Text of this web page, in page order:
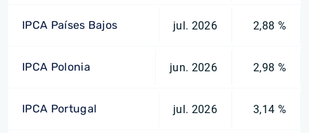
IPCA Países Bajos jul. 2026 2,88 %
IPCA Polonia jun. 2026 2,98 %
IPCA Portugal jul. 2026 3,14 %